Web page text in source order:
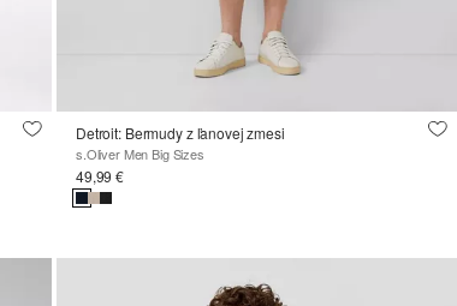
Detroit: Bermudy z ľanovej zmesi
s.Oliver Men Big Sizes
49,99 €